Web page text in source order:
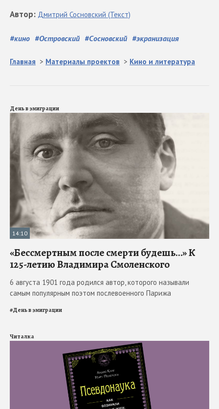
#кино #Островский #Сосновский #экранизация
Автор: Дмитрий Сосновский (Текст)
Главная > Материалы проектов > Кино и литература
День в эмиграции
14:10
«Бессмертным после смерти будешь…» К
125-летию Владимира Смоленского
6 августа 1901 года родился автор, которого называли
самым популярным поэтом послевоенного Парижа
#День в эмиграции
Читалка